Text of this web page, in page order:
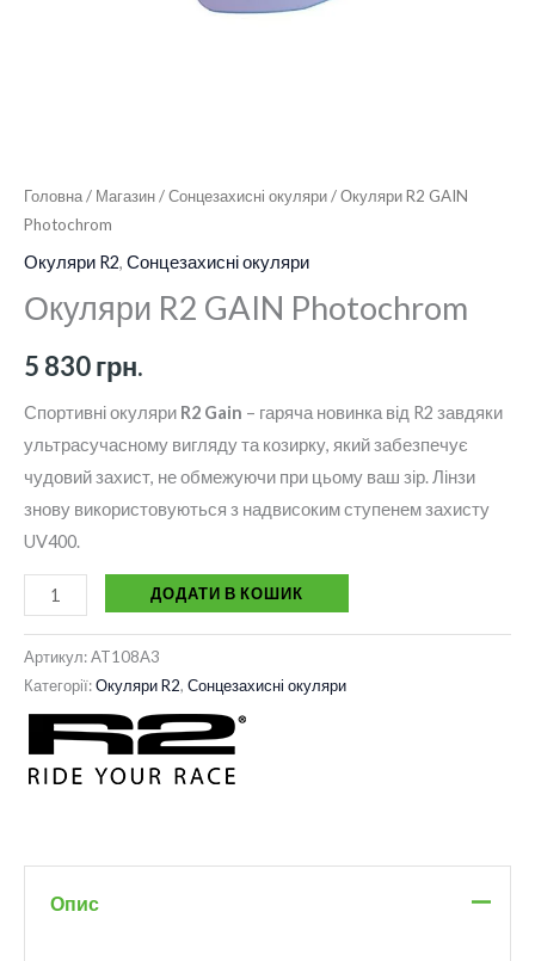
Головна/ Магазин/Сонцезахисні окуляри/ Окуляри R2 GAIN
Photochrom
Окуляри R2, Сонцезахисні окуляри
Окуляри R2 GAIN Photochrom
5 830грн.
Спортивні окуляри R2 Gain – гаряча новинка від R2 завдяки
ультрасучасному вигляду та козирку, який забезпечує
чудовий захист, не обмежуючи при цьому ваш зір. Лінзи
знову використовуються з надвисоким ступенем захисту
UV400.
ДОДАТИ В КОШИК
Артикул:AT108A3
Категорії:Окуляри R2, Сонцезахисні окуляри
Опис